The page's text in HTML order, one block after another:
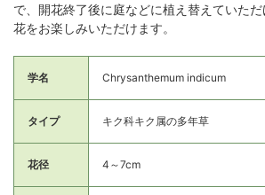
で、開花終了後に庭などに植え替えていた
花をお楽しみいただけます。
学名 Chrysanthemum indicum
タイプ キク科キク属の多年草
花径 4～7cm